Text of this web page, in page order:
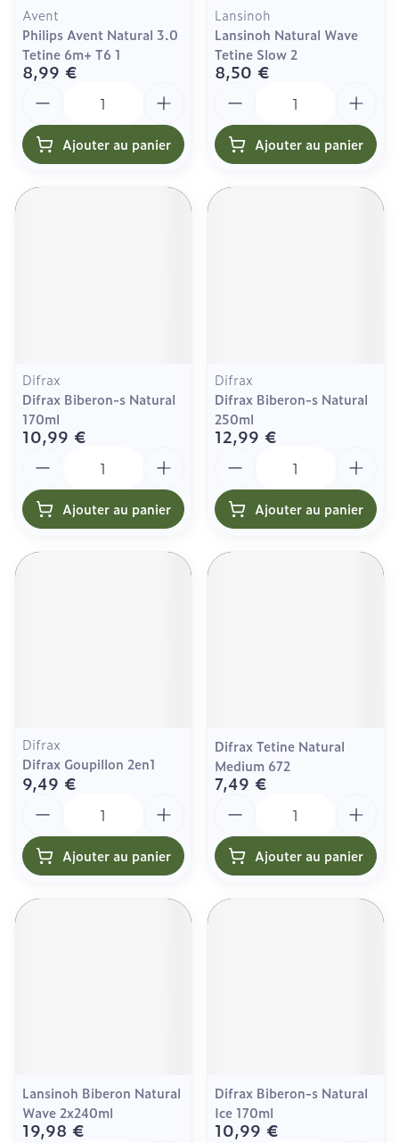
Avent
Philips Avent Natural 3.0
Tetine 6m+ T6 1
8,99 €
Ajouter au panier
Lansinoh
Lansinoh Natural Wave
Tetine Slow 2
8,50 €
Ajouter au panier
Difrax
Difrax Biberon-s Natural
170ml
10,99 €
Ajouter au panier
Difrax
Difrax Biberon-s Natural
250ml
12,99 €
Ajouter au panier
Difrax
Difrax Goupillon 2en1
9,49 €
Ajouter au panier
Difrax Tetine Natural
Medium 672
7,49 €
Ajouter au panier
Lansinoh Biberon Natural
Wave 2x240ml
19,98 €
Difrax Biberon-s Natural
Ice 170ml
10,99 €